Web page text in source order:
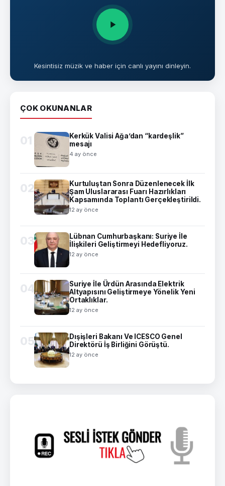
Kesintisiz müzik ve haber için canlı yayını dinleyin.
ÇOK OKUNANLAR
01
Kerkük Valisi Ağa’dan “kardeşlik”
mesajı
4 ay önce
02
Kurtuluştan Sonra Düzenlenecek İlk
Şam Uluslararası Fuarı Hazırlıkları
Kapsamında Toplantı Gerçekleştirildi.
12 ay önce
03
Lübnan Cumhurbaşkanı: Suriye İle
İlişkileri Geliştirmeyi Hedefliyoruz.
12 ay önce
04
Suriye İle Ürdün Arasında Elektrik
Altyapısını Geliştirmeye Yönelik Yeni
Ortaklıklar.
12 ay önce
05
Dışişleri Bakanı Ve ICESCO Genel
Direktörü İş Birliğini Görüştü.
12 ay önce